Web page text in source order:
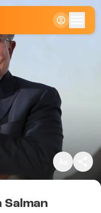
Standaard
Kopieer link
Salman